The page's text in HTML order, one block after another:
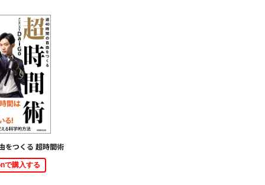
をつくる 超時間術
で購入する